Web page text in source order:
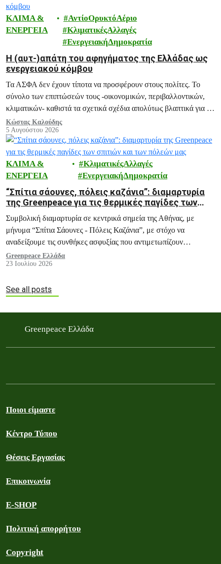
ΚΛΙΜΑ &
ΕΝΕΡΓΕΙΑ
ΑντίοΟρυκτόΑέριο
ΚλιματικέςΑλλαγές
ΕνεργειακήΔημοκρατία
H (αυτ-)απάτη του αφηγήματος της Ελλάδας ως
ενεργειακού κόμβου
Τα ΑΣΦΑ δεν έχουν τίποτα να προσφέρουν στους πολίτες. Το
σύνολο των επιπτώσεών τους -οικονομικών, περιβαλλοντικών,
κλιματικών- καθιστά τα σχετικά σχέδια απολύτως βλαπτικά για το
μέλλον της Ελλάδας.
Κώστας Καλούδης
5 Αυγούστου 2026
ΚΛΙΜΑ &
ΕΝΕΡΓΕΙΑ
ΚλιματικέςΑλλαγές
ΕνεργειακήΔημοκρατία
“Σπίτια σάουνες, πόλεις καζάνια”: διαμαρτυρία
της Greenpeace για τις θερμικές παγίδες των
σπιτιών και των πόλεών μας
Συμβολική διαμαρτυρία σε κεντρικά σημεία της Αθήνας, με
μήνυμα “Σπίτια Σάουνες - Πόλεις Καζάνια”, με στόχο να
αναδείξουμε τις συνθήκες ασφυξίας που αντιμετωπίζουν
εκατομμύρια πολίτες κάθε καλοκαίρι, και ειδικά σε περιόδους
καύσωνα, μέσα στα ίδια τους τα σπίτια.
Greenpeace Ελλάδα
23 Ιουλίου 2026
See all posts
Greenpeace Ελλάδα
Ποιοι είμαστε
Κέντρο Τύπου
Θέσεις Εργασίας
Επικοινωνία
E-SHOP
Πολιτική απορρήτου
Copyright